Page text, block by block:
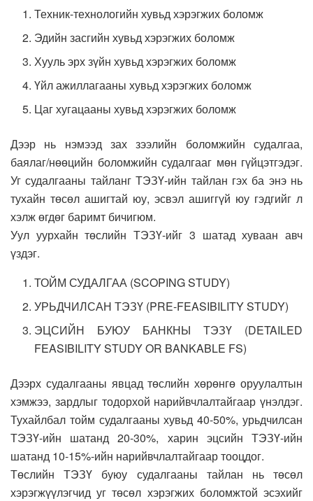
Техник-технологийн хувьд хэрэгжих боломж
Эдийн засгийн хувьд хэрэгжих боломж
Хууль эрх зүйн хувьд хэрэгжих боломж
Үйл ажиллагааны хувьд хэрэгжих боломж
Цаг хугацааны хувьд хэрэгжих боломж
Дээр нь нэмээд зах зээлийн боломжийн судалгаа,
баялаг/нөөцийн боломжийн судалгааг мөн гүйцэтгэдэг.
Уг судалгааны тайланг ТЭЗҮ-ийн тайлан гэх ба энэ нь
тухайн төсөл ашигтай юу, эсвэл ашиггүй юу гэдгийг л
хэлж өгдөг баримт бичигюм.
Уул уурхайн төслийн ТЭЗҮ-ийг 3 шатад хуваан авч
үздэг.
ТОЙМ СУДАЛГАА (SCOPING STUDY)
УРЬДЧИЛСАН ТЭЗҮ (PRE-FEASIBILITY STUDY)
ЭЦСИЙН БУЮУ БАНКНЫ ТЭЗҮ (DETAILED
FEASIBILITY STUDY OR BANKABLE FS)
Дээрх судалгааны явцад төслийн хөрөнгө оруулалтын
хэмжээ, зардлыг тодорхой нарийвчлалтайгаар үнэлдэг.
Тухайлбал тойм судалгааны хувьд 40-50%, урьдчилсан
ТЭЗҮ-ийн шатанд 20-30%, харин эцсийн ТЭЗҮ-ийн
шатанд 10-15%-ийн нарийвчлалтайгаар тооцдог.
Төслийн ТЭЗҮ буюу судалгааны тайлан нь төсөл
хэрэгжүүлэгчид уг төсөл хэрэгжих боломжтой эсэхийг